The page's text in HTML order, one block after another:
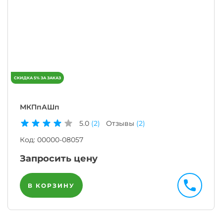
МКПпАШп
5.0 (2) Отзывы (2)
Код: 00000-08057
Запросить цену
В КОРЗИНУ